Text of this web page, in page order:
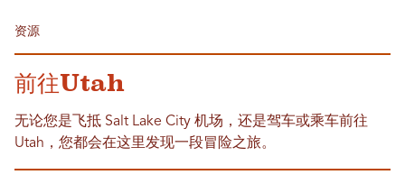
资源
前往Utah
无论您是飞抵 Salt Lake City 机场，还是驾车或乘车前往
Utah，您都会在这里发现一段冒险之旅。